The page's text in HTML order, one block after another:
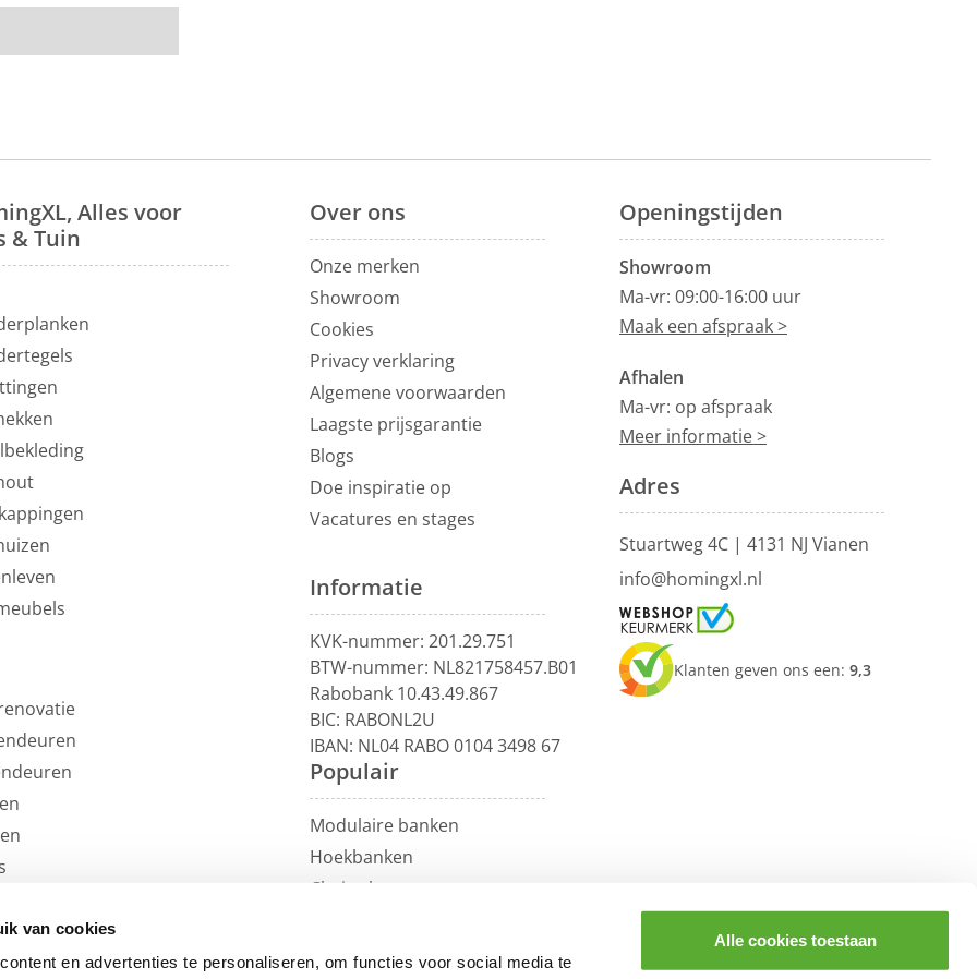
van cookies
en advertenties te personaliseren, om functies voor social media te
Alle cookies toestaan
Alles voor
& Tuin
Over ons
Onze merken
Showroom
Cookies
Privacy verklaring
Algemene voorwaarden
Laagste prijsgarantie
Blogs
Doe inspiratie op
Vacatures en stages
Informatie
KVK-nummer: 201.29.751
BTW-nummer: NL821758457.B01
Rabobank 10.43.49.867
BIC: RABONL2U
IBAN: NL04 RABO 0104 3498 67
Populair
Modulaire banken
Hoekbanken
Chaise longue
Loungebanken
Openingstijden
Showroom
Ma-vr: 09:00-16:00 uur
Maak een afspraak >
Afhalen
Ma-vr: op afspraak
Meer informatie >
Adres
Stuartweg 4C | 4131 NJ Vianen
info@homingxl.nl
Klanten geven ons een: 9,3